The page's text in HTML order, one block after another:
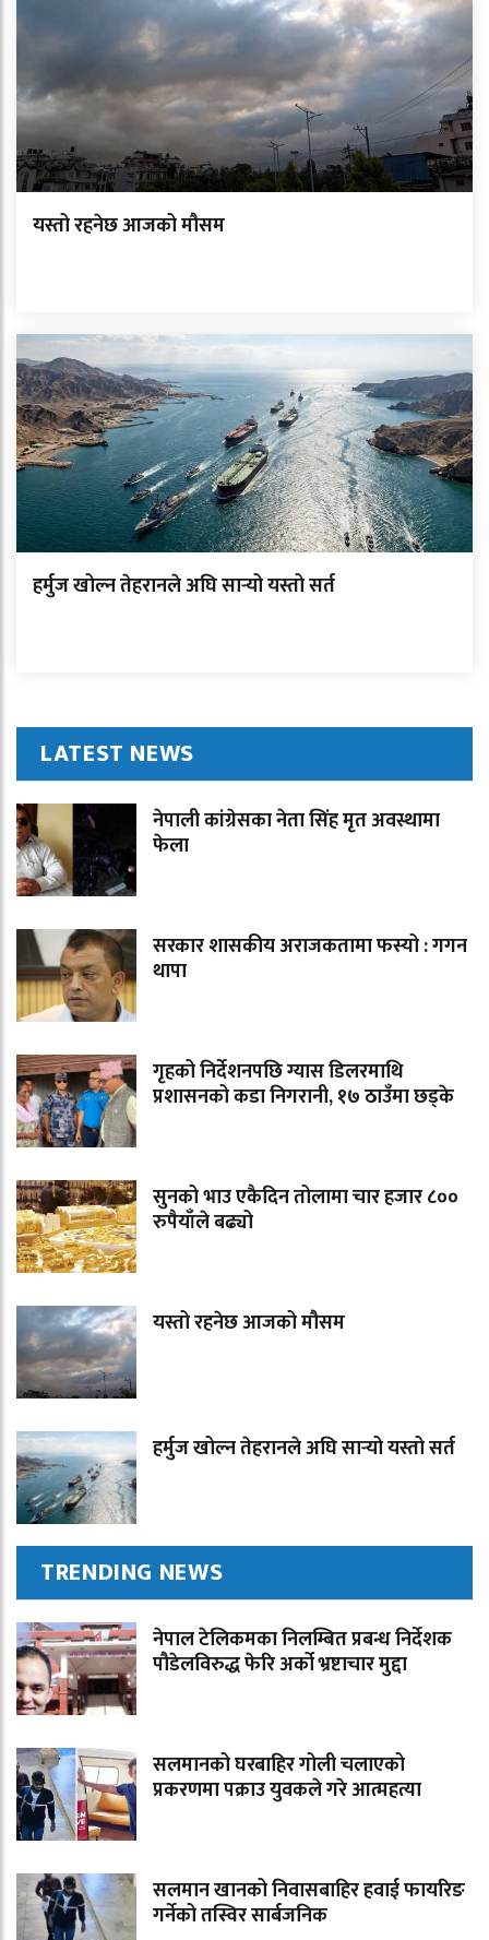
यस्तो रहनेछ आजको मौसम
हर्मुज खोल्न तेहरानले अघि सार्‍यो यस्तो सर्त
LATEST NEWS
नेपाली कांग्रेसका नेता सिंह मृत अवस्थामा
फेला
सरकार शासकीय अराजकतामा फस्यो : गगन
थापा
गृहको निर्देशनपछि ग्यास डिलरमाथि
प्रशासनको कडा निगरानी, १७ ठाउँमा छड्के
सुनको भाउ एकैदिन तोलामा चार हजार ८००
रुपैयाँले बढ्यो
यस्तो रहनेछ आजको मौसम
हर्मुज खोल्न तेहरानले अघि सार्‍यो यस्तो सर्त
TRENDING NEWS
नेपाल टेलिकमका निलम्बित प्रबन्ध निर्देशक
पौडेलविरुद्ध फेरि अर्को भ्रष्टाचार मुद्दा
सलमानको घरबाहिर गोली चलाएको
प्रकरणमा पक्राउ युवकले गरे आत्महत्या
सलमान खानको निवासबाहिर हवाई फायरिङ
गर्नेको तस्विर सार्बजनिक